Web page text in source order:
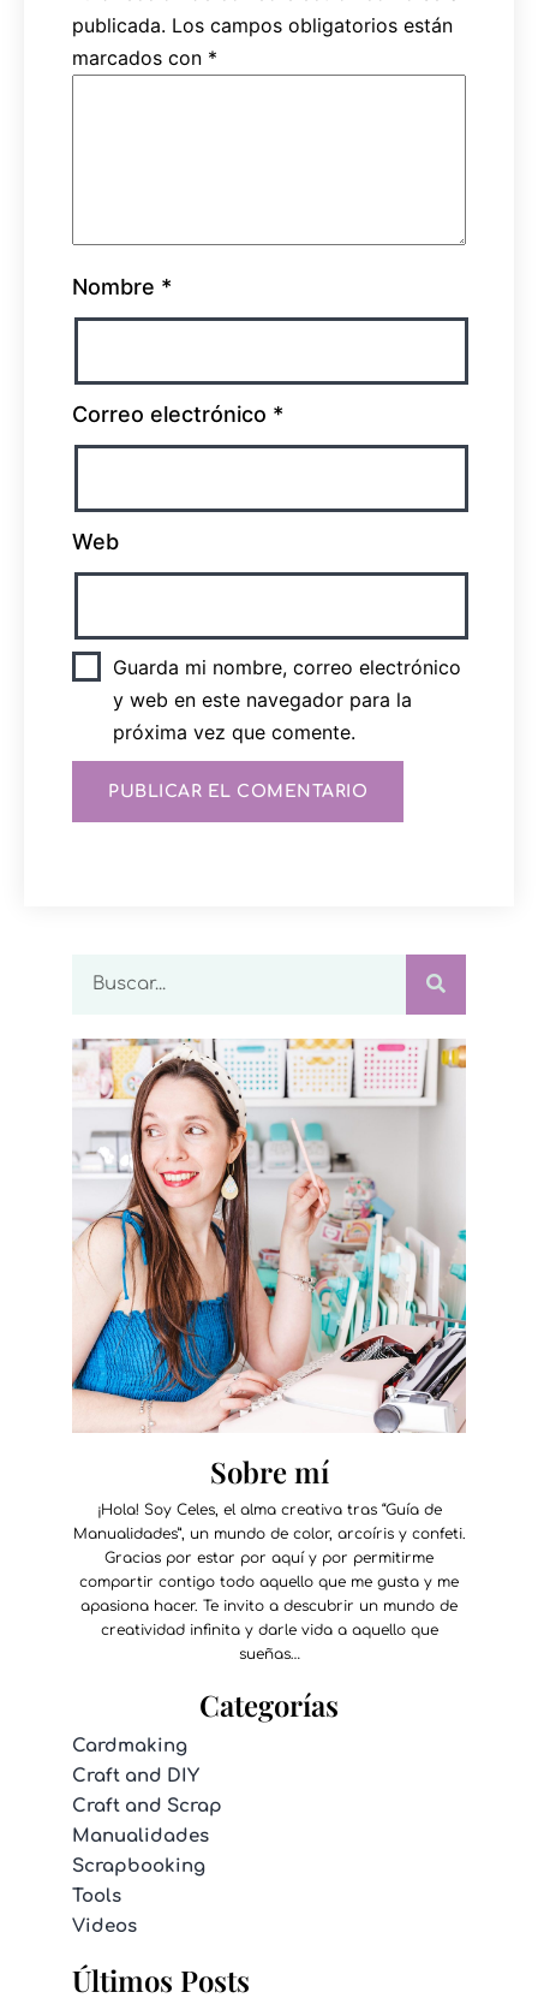
publicada. Los campos obligatorios están
marcados con *
Nombre *
Correo electrónico *
Web
Guarda mi nombre, correo electrónico
y web en este navegador para la
próxima vez que comente.
Sobre mí
¡Hola! Soy Celes, el alma creativa tras “Guía de
Manualidades”, un mundo de color, arcoíris y confeti.
Gracias por estar por aquí y por permitirme
compartir contigo todo aquello que me gusta y me
apasiona hacer. Te invito a descubrir un mundo de
creatividad infinita y darle vida a aquello que
sueñas…
Categorías
Cardmaking
Craft and DIY
Craft and Scrap
Manualidades
Scrapbooking
Tools
Videos
Últimos Posts